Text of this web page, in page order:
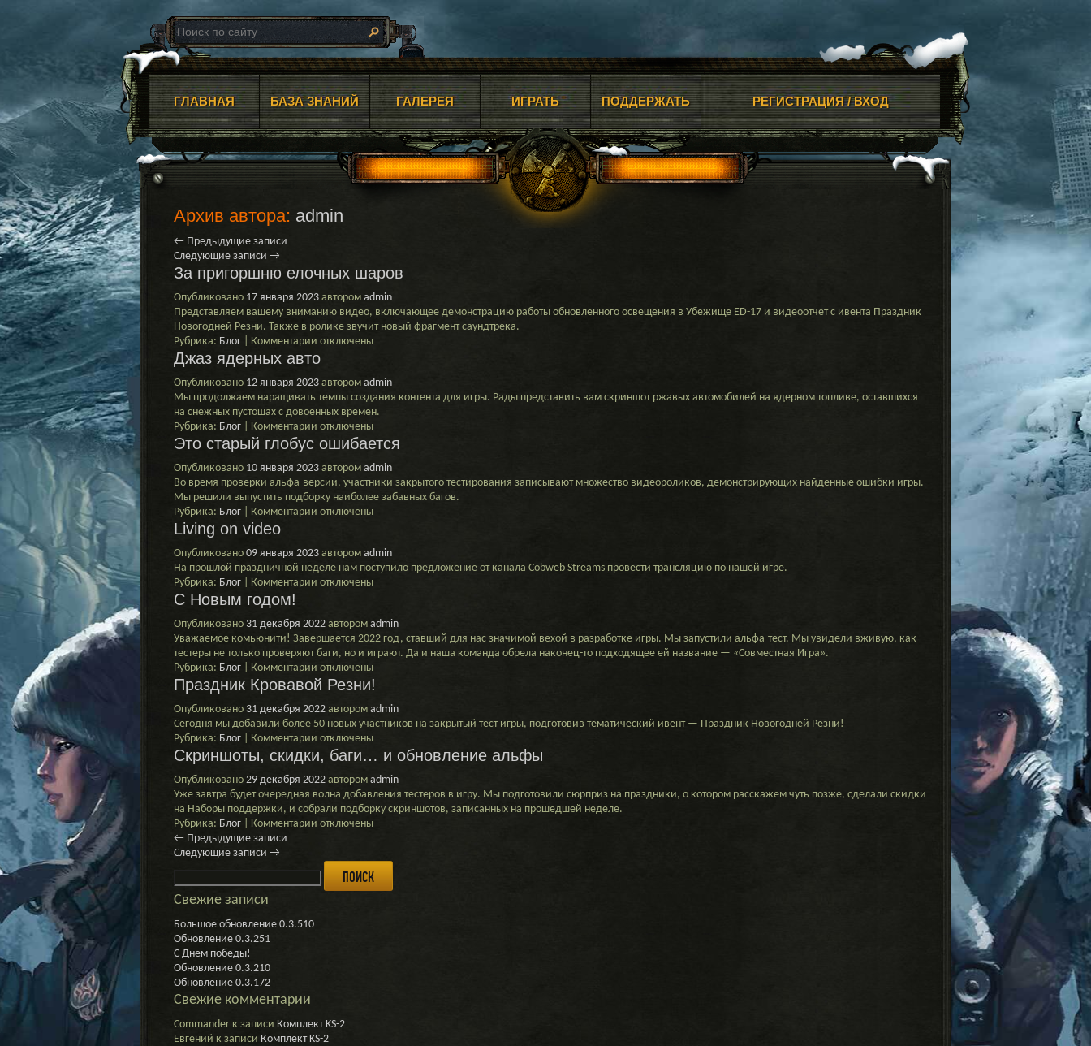
ГЛАВНАЯ БАЗА ЗНАНИЙ ГАЛЕРЕЯ ИГРАТЬ ПОДДЕРЖАТЬ РЕГИСТРАЦИЯ / ВХОД
Архив автора: admin
← Предыдущие записи
Следующие записи →
За пригоршню елочных шаров
Опубликовано 17 января 2023 автором admin
Представляем вашему вниманию видео, включающее демонстрацию работы обновленного освещения в Убежище ED-17 и видеоотчет с ивента Праздник
Новогодней Резни. Также в ролике звучит новый фрагмент саундтрека.
Рубрика: Блог Комментарии к
записи
пригоршню
елочных
шаров
отключены
Джаз ядерных авто
Опубликовано 12 января 2023 автором admin
Мы продолжаем наращивать темпы создания контента для игры. Рады представить вам скриншот ржавых автомобилей на ядерном топливе, оставшихся
на снежных пустошах с довоенных времен.
Рубрика: Блог Комментарии к
записи
ядерных
авто
отключены
Это старый глобус ошибается
Опубликовано 10 января 2023 автором admin
Во время проверки альфа-версии, участники закрытого тестирования записывают множество видеороликов, демонстрирующих найденные ошибки игры.
Мы решили выпустить подборку наиболее забавных багов.
Рубрика: Блог Комментарии к
старый
глобус
ошибается
отключены
Living on video
Опубликовано 09 января 2023 автором admin
На прошлой праздничной неделе нам поступило предложение от канала Cobweb Streams провести трансляцию по нашей игре.
Рубрика: Блог Комментарии к
on
video
отключены
С Новым годом!
Опубликовано 31 декабря 2022 автором admin
Уважаемое комьюнити! Завершается 2022 год, ставший для нас значимой вехой в разработке игры. Мы запустили альфа-тест. Мы увидели вживую, как
тестеры не только проверяют баги, но и играют. Да и наша команда обрела наконец-то подходящее ей название — «Совместная Игра».
Рубрика: Блог Комментарии к
записи
Новым
годом!
отключены
Праздник Кровавой Резни!
Опубликовано 31 декабря 2022 автором admin
Сегодня мы добавили более 50 новых участников на закрытый тест игры, подготовив тематический ивент — Праздник Новогодней Резни!
Рубрика: Блог Комментарии к
записи
Праздник
Кровавой
Резни!
отключены
Скриншоты, скидки, баги… и обновление альфы
Опубликовано 29 декабря 2022 автором admin
Уже завтра будет очередная волна добавления тестеров в игру. Мы подготовили сюрприз на праздники, о котором расскажем чуть позже, сделали скидки
на Наборы поддержки, и собрали подборку скриншотов, записанных на прошедшей неделе.
Рубрика: Блог Комментарии к
скидки,
баги…
отключены
← Предыдущие записи
Следующие записи →
Свежие записи
Большое обновление 0.3.510
Обновление 0.3.251
С Днем победы!
Обновление 0.3.210
Обновление 0.3.172
Свежие комментарии
Commander к записи Комплект KS-2
Евгений к записи Комплект KS-2